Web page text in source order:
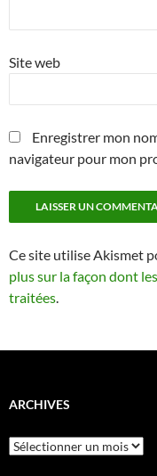
Site web
Enregistrer mon
navigateur pour mon
Ce site utilise Akismet
plus sur la façon dont
traitées
ARCHIVES
Archives